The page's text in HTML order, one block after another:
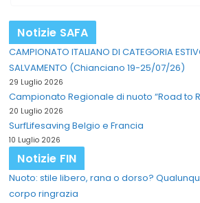
Notizie SAFA
CAMPIONATO ITALIANO DI CATEGORIA
SALVAMENTO (Chianciano 19-25/07/26)
29 Luglio 2026
Campionato Regionale di nuoto “Road to
20 Luglio 2026
SurfLifesaving Belgio e Francia
10 Luglio 2026
Notizie FIN
Nuoto: stile libero, rana o dorso?
corpo ringrazia